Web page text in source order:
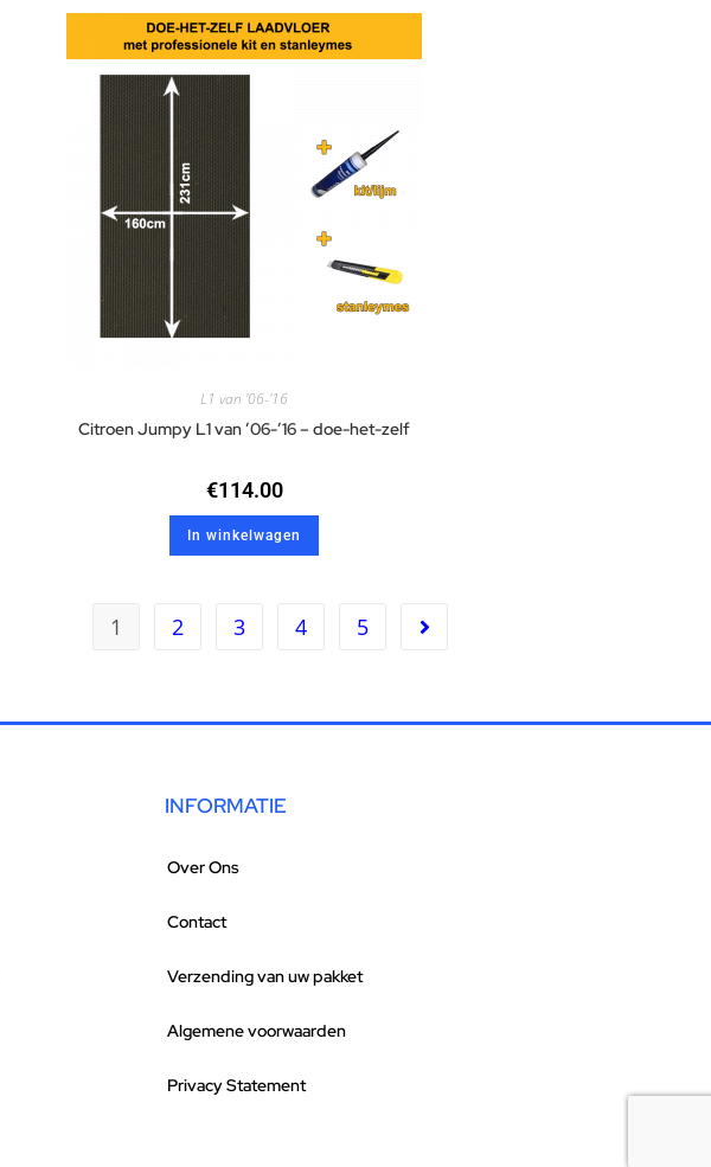
L1 van '06-'16
Citroen Jumpy L1 van ’06-’16 – doe-het-zelf
€114.00
In winkelwagen
1 2 3 4 5
INFORMATIE
Over Ons
Contact
Verzending van uw pakket
Algemene voorwaarden
Privacy Statement